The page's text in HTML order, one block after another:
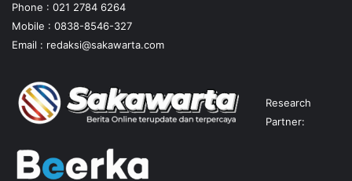
Phone : 021 2784 6264
Mobile : 0838-8546-327
Email : redaksi@sakawarta.com
Research
Partner: